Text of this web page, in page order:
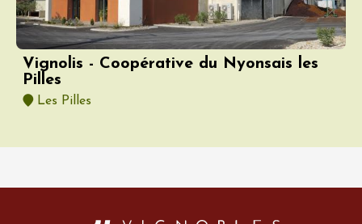
Vignolis - Coopérative du Nyonsais les
Pilles
Les Pilles